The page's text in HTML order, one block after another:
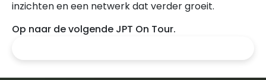
inzichten en een netwerk dat verder groeit.
Op naar de volgende JPT On Tour.